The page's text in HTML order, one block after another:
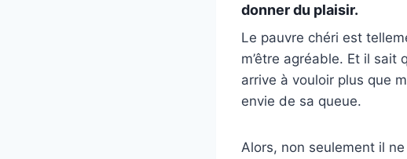
donner du plaisir.
Le pauvre chéri est
m’être agréable. Et il sait
arrive à vouloir plus que
envie de sa queue.
Alors, non seulement il